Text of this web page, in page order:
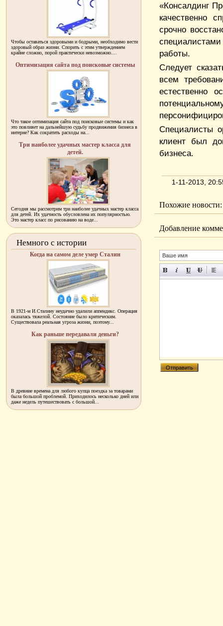
«Консалдинг
качественно
срочно
работы.
Следует
всем
естественно
Специалисты
клиент был
бизнеса.
1-11-2013,
Похожие новости:
Добавление
Чтобы оставаться здоровыми и бодрыми, необходимо вести
здоровый образ жизни. Спорить с этим утверждением
крайне сложно, порой практически невозможно....
Оптимизация сайта под поисковые системы
Что такое оптимизация сайта под поисковые системы и как
это повлияет на дальнейшую судьбу продвижения бизнеса в
интерне? Как сократить расходы на...
Три наиболее удачных мастер класса для
детей.
Сегодня мы рассмотрим три наиболее удачных мастер класса
для детей. Их удачность обусловлена их популярностью.
Это мастер класс по рисованию на воде...
Немного с истории
Когда на самом деле умер Сталин
В 1921-м И.Сталину неудачно удалили аппендикс. Операция
оказалась тяжелой. Состояние было критическим.
Существовала реальная угроза жизни, поэтому...
Как раньше передавали деньги?
В древние времена для любого купца поездка за товарами
была большой проблемой. Приходилось несколько дней или
даже недель путешествовать с большой...